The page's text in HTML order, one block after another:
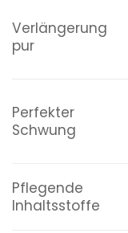
Verlängerung
pur
Perfekter
Schwung
Pflegende
Inhaltsstoffe